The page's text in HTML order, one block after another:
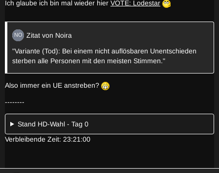
Ich glaube ich bin mal wieder hier VOTE: Lodestar
Zitat von Noira
"Variante (Tod): Bei einem nicht auflösbaren Unentschieden
sterben alle Personen mit den meisten Stimmen."
Also immer ein UE anstreben?
--------
Stand HD-Wahl - Tag 0
Verbleibende Zeit: 23:21:00